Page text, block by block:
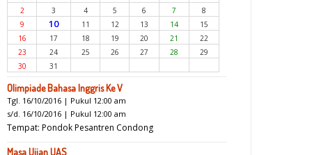
2
3 4 5 6 7
8
9
10 11 12 13 14
15
16
17 18 19 20 21
22
23
24 25 26 27 28
29
30
31
Olimpiade Bahasa Inggris Ke V
Tgl. 16/10/2016 | Pukul 12:00 am
s/d. 16/10/2016 | Pukul 12:00 am
Tempat: Pondok Pesantren Condong
Masa Ujian UAS